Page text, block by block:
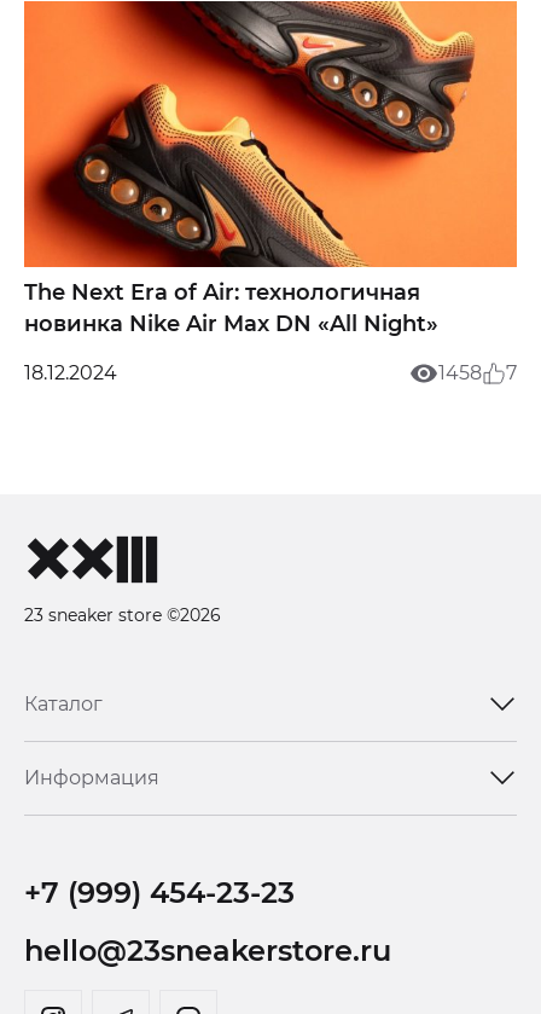
The Next Era of Air: технологичная
новинка Nike Air Max DN «All Night»
18.12.2024 1458 7
23 sneaker store ©2026
Каталог
Информация
+7 (999) 454-23-23
hello@23sneakerstore.ru